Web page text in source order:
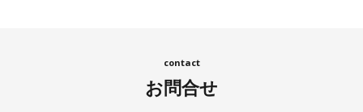
お問合せ